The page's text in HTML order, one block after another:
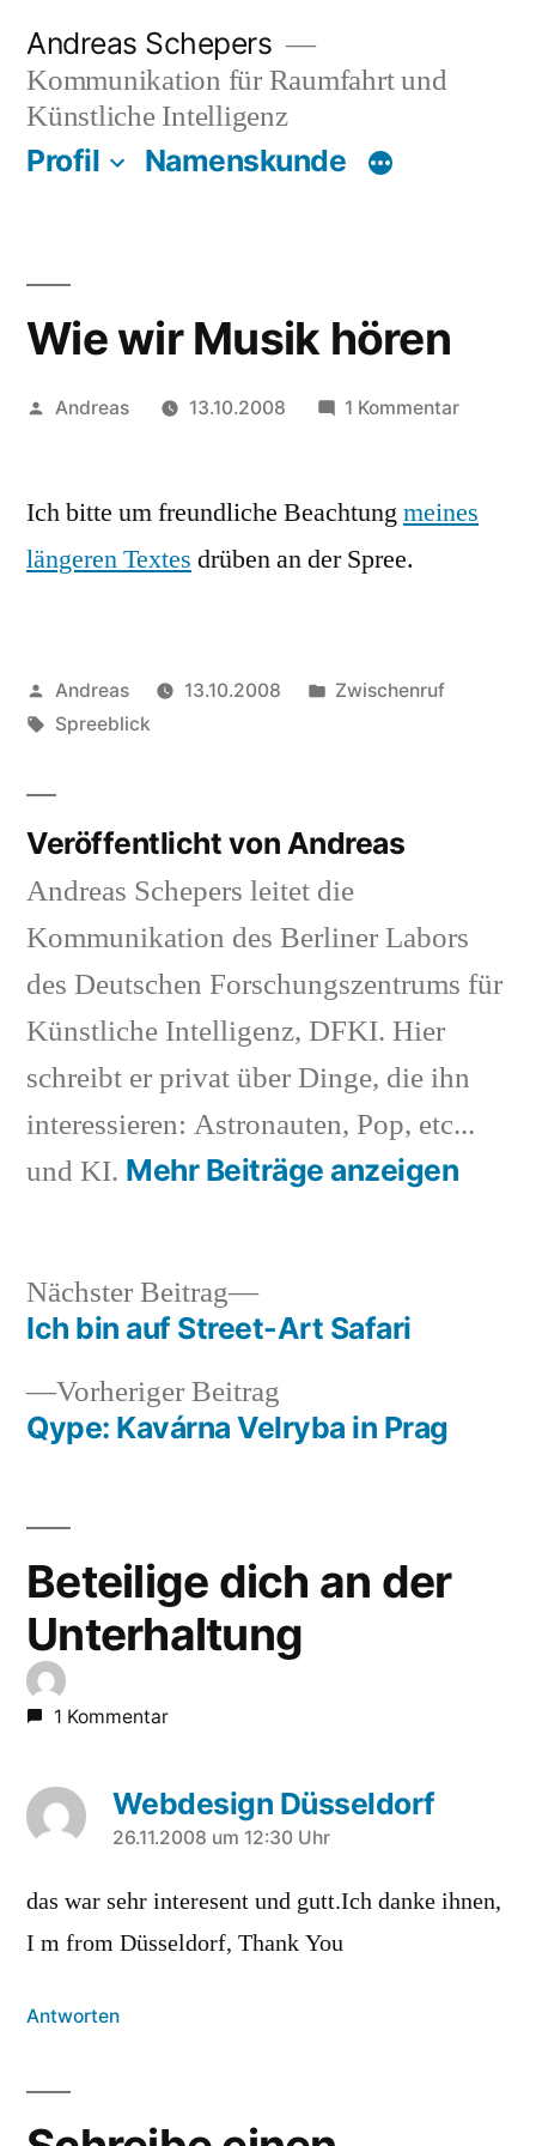
Inhalt
springen
Andreas Schepers
Kommunikation für Raumfahrt und
Künstliche Intelligenz
Profil Namenskunde
Wie wir Musik hören
Veröffentlicht
Andreas 13.10.2008 1 Kommentarzu
Musik
Ich bitte um freundliche Beachtung meines
längeren Textes drüben an der Spree.
Veröffentlicht
von
Andreas 13.10.2008
Veröffentlicht
Zwischenruf
Schlagwörter:
Spreeblick
Veröffentlicht von Andreas
Andreas Schepers leitet die
Kommunikation des Berliner Labors
des Deutschen Forschungszentrums für
Künstliche Intelligenz, DFKI. Hier
schreibt er privat über Dinge, die ihn
interessieren: Astronauten, Pop, etc...
und KI. Mehr Beiträge anzeigen
Beitragsnavigation
Vorheriger Beitrag
Beitrag:
Qype: Kavárna Velryba in Prag
Nächster Beitrag
Nächster
Beitrag:
Ich bin auf Street-Art Safari
Beteilige dich an der
Unterhaltung
1 Kommentar
Webdesign Düsseldorf
sagt:
26.11.2008 um 12:30 Uhr
das war sehr interesent und gutt.Ich danke ihnen,
I m from Düsseldorf, Thank You
Antworten